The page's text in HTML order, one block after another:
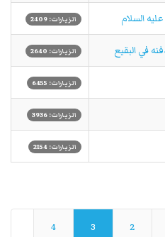
السلام الزيارات: 2409
في البقيع الزيارات: 2640
الزيارات: 6455
الزيارات: 3936
الزيارات: 2154
2
3
4